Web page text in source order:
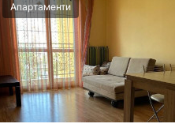
Апартаменти